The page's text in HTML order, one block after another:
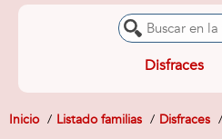
Disfraces
Inicio Listado familias Disfraces